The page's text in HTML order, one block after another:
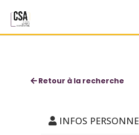
Fabien Defendini
Retour à la recherche
INFOS PERSONNE